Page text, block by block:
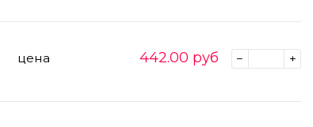
цена 442.00 руб